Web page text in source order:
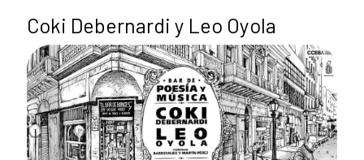
Coki Debernardi y Leo Oyola